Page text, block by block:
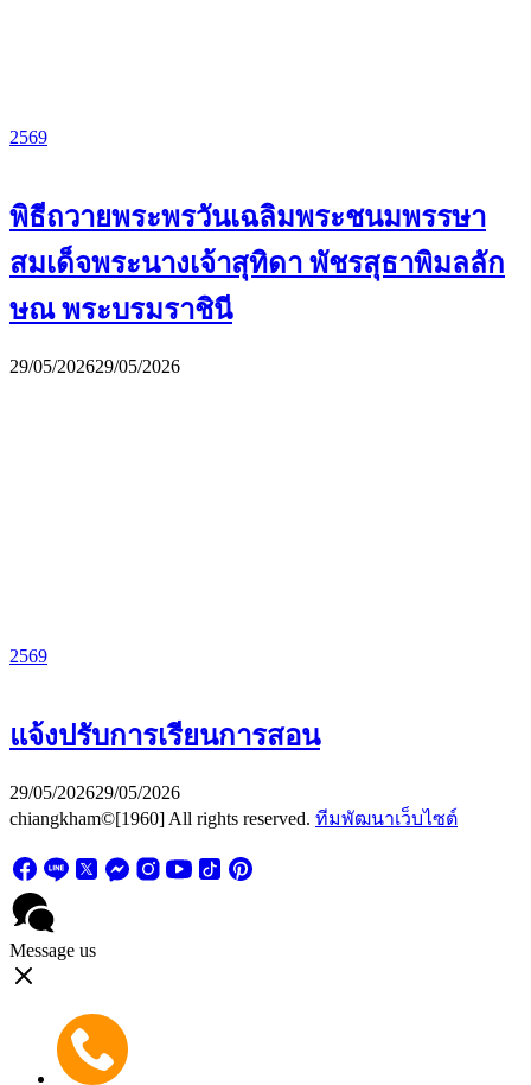
2569
พิธีถวายพระพรวันเฉลิมพระชนมพรรษา
สมเด็จพระนางเจ้าสุทิดา พัชรสุธาพิมลลัก
ษณ พระบรมราชินี
29/05/202629/05/2026
2569
แจ้งปรับการเรียนการสอน
29/05/202629/05/2026
chiangkham©[1960] All rights reserved. ทีมพัฒนาเว็บไซต์
Message us